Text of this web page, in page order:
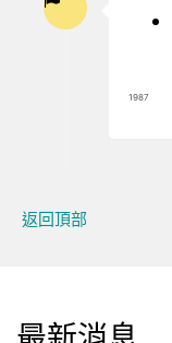
1987
返回頂部